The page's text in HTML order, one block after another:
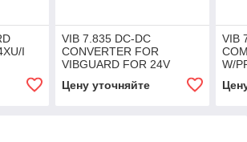
I
VIB 7.835 DC-DC
CONVERTER FOR
VIBGUARD FOR 24V
Цену уточняйте
VIB
W/